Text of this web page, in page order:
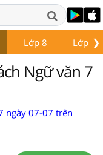
❯
Lớp 8 Lớp 9
Ngữ văn 7
ngày 07-07 trên